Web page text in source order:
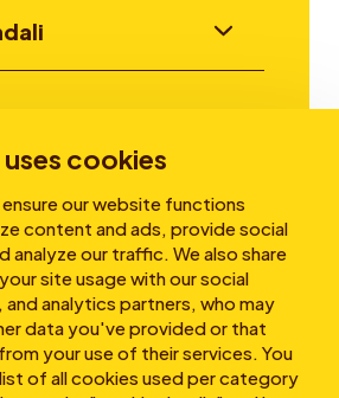
cookies
our website functions
content and ads, provide social
analyze our traffic. We also share
site usage with our social
analytics partners, who may
data you've provided or that
your use of their services. You
of all cookies used per category